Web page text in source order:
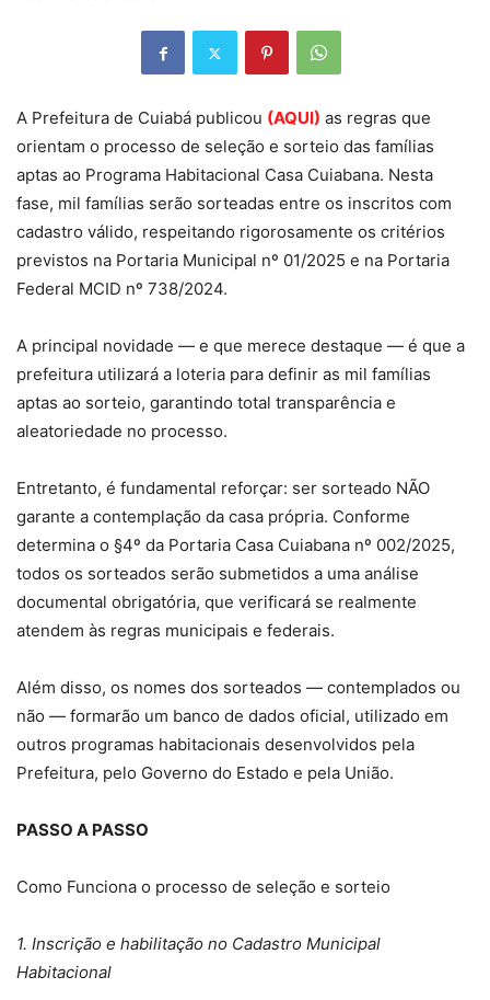
A Prefeitura de Cuiabá publicou (AQUI) as regras que
orientam o processo de seleção e sorteio das famílias
aptas ao Programa Habitacional Casa Cuiabana. Nesta
fase, mil famílias serão sorteadas entre os inscritos com
cadastro válido, respeitando rigorosamente os critérios
previstos na Portaria Municipal nº 01/2025 e na Portaria
Federal MCID nº 738/2024.
A principal novidade — e que merece destaque — é que a
prefeitura utilizará a loteria para definir as mil famílias
aptas ao sorteio, garantindo total transparência e
aleatoriedade no processo.
Entretanto, é fundamental reforçar: ser sorteado NÃO
garante a contemplação da casa própria. Conforme
determina o §4º da Portaria Casa Cuiabana nº 002/2025,
todos os sorteados serão submetidos a uma análise
documental obrigatória, que verificará se realmente
atendem às regras municipais e federais.
Além disso, os nomes dos sorteados — contemplados ou
não — formarão um banco de dados oficial, utilizado em
outros programas habitacionais desenvolvidos pela
Prefeitura, pelo Governo do Estado e pela União.
PASSO A PASSO
Como Funciona o processo de seleção e sorteio
1. Inscrição e habilitação no Cadastro Municipal
Habitacional